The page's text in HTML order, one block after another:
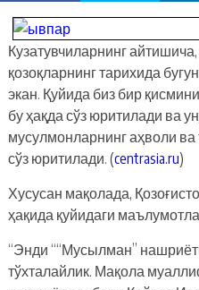
Кузатувчиларнинг
қозоқларнинг тарихида
экан. Қуйида биз бир
бу ҳақда сўз юритилади ва
мусулмонларнинг аҳволи
сўз юритилади. (centrasia.ru)
Хусусан мақолада,
ҳақида қуйидаги
“Энди ““Мусылман”
тўхталайлик. Мақола